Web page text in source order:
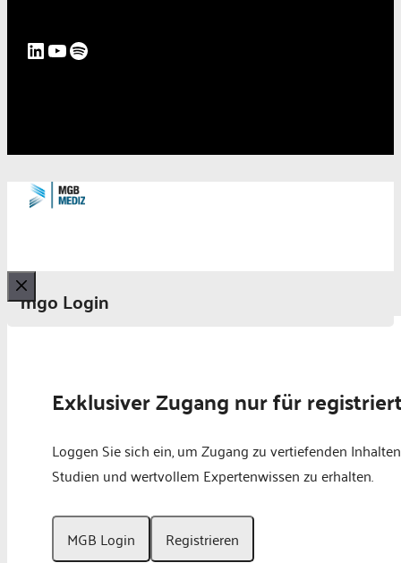
LinkedIn
YouTube
Spotify
mgo Login
Schließen
Exklusiver Zugang nur für
Loggen Sie sich ein, um Zugang zu vertiefenden
Studien und wertvollem Expertenwissen zu erhalten.
MGB Login Registrieren